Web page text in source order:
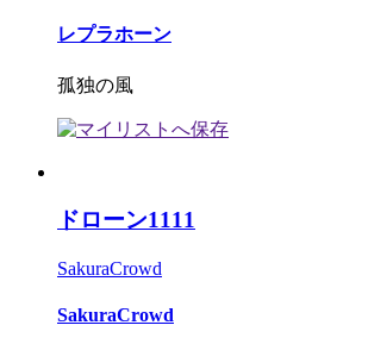
レプラホーン
孤独の風
ドローン1111
SakuraCrowd
SakuraCrowd